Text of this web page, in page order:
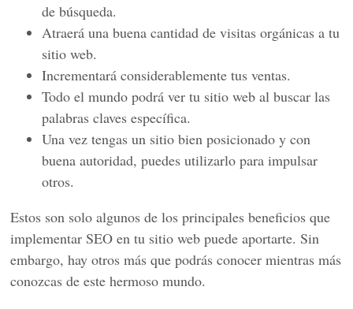
de búsqueda.
Atraerá una buena cantidad de visitas orgánicas a tu
sitio web.
Incrementará considerablemente tus ventas.
Todo el mundo podrá ver tu sitio web al buscar las
palabras claves específica.
Una vez tengas un sitio bien posicionado y con
buena autoridad, puedes utilizarlo para impulsar
otros.
Estos son solo algunos de los principales beneficios que
implementar SEO en tu sitio web puede aportarte. Sin
embargo, hay otros más que podrás conocer mientras más
conozcas de este hermoso mundo.